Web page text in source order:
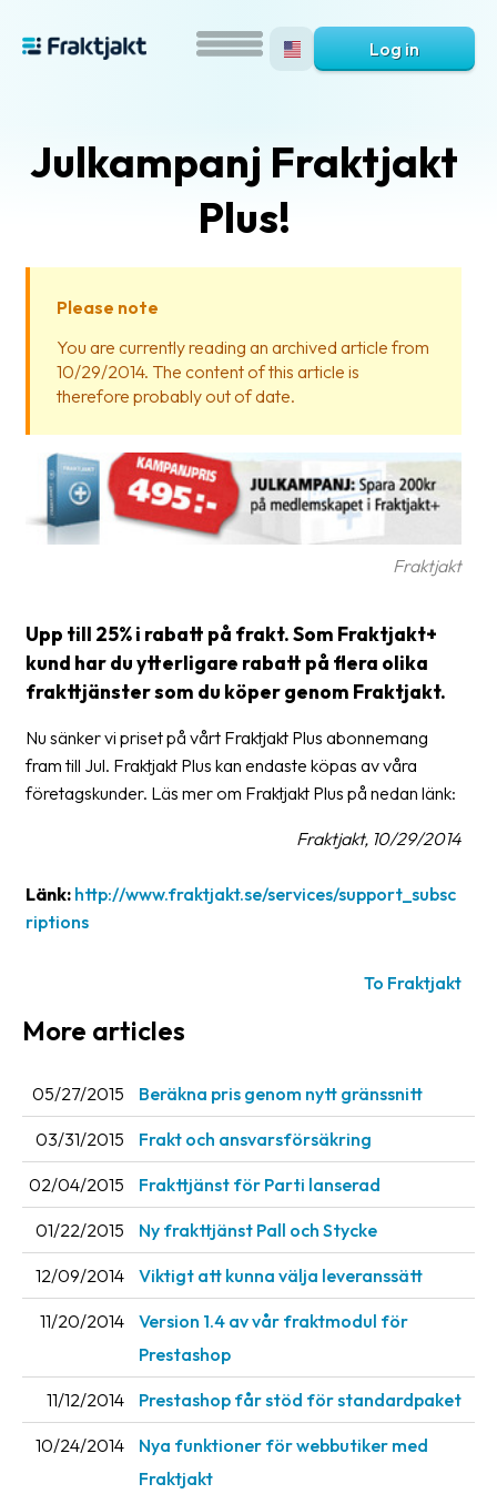
is
Fraktjakt?
Help?
FAQ
Glossary
documents
Printer
Customs
declarations
Pickups
Barcode
Support
About
the
company
Fraktjakt
Media
Coworkers
Job
&
Log in
Julkampanj Fraktjakt
Plus!
Please note
You are currently reading an archived article from
10/29/2014. The content of this article is
therefore probably out of date.
Fraktjakt
Upp till 25% i rabatt på frakt. Som Fraktjakt+
kund har du ytterligare rabatt på flera olika
frakttjänster som du köper genom Fraktjakt.
Nu sänker vi priset på vårt Fraktjakt Plus abonnemang
fram till Jul. Fraktjakt Plus kan endaste köpas av våra
företagskunder. Läs mer om Fraktjakt Plus på nedan länk:
Fraktjakt, 10/29/2014
Länk: http://www.fraktjakt.se/services/support_subsc
riptions
To Fraktjakt
More articles
05/27/2015 Beräkna pris genom nytt gränssnitt
03/31/2015 Frakt och ansvarsförsäkring
02/04/2015 Frakttjänst för Parti lanserad
01/22/2015 Ny frakttjänst Pall och Stycke
12/09/2014 Viktigt att kunna välja leveranssätt
11/20/2014
Version 1.4 av vår fraktmodul för
Prestashop
11/12/2014 Prestashop får stöd för standardpaket
10/24/2014
Nya funktioner för webbutiker med
Fraktjakt